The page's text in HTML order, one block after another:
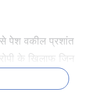
पेश वकील प्रशांत
के खिलाफ जिन
वो अधिकतम
कोर्ट ने मामले पर